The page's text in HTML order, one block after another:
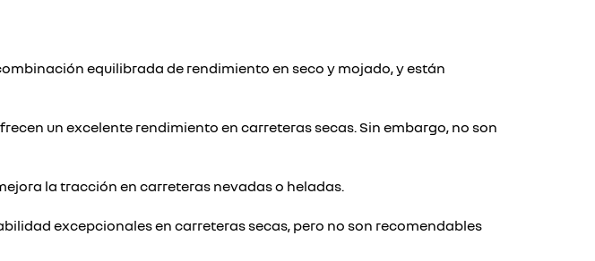
equilibrada de rendimiento en seco y mojado, y están
un excelente rendimiento en carreteras secas. Sin embargo, no son
la tracción en carreteras nevadas o heladas.
excepcionales en carreteras secas, pero no son recomendables